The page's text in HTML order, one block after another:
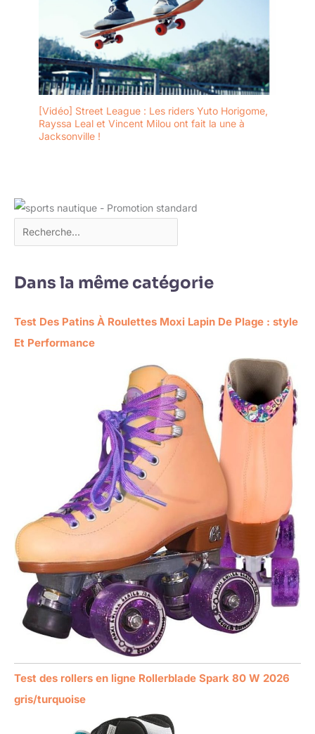
[Vidéo] Street League : Les riders Yuto Horigome,
Rayssa Leal et Vincent Milou ont fait la une à
Jacksonville !
Dans la même catégorie
Test Des Patins À Roulettes Moxi Lapin De Plage : style
Et Performance
Test des rollers en ligne Rollerblade Spark 80 W 2026
gris/turquoise